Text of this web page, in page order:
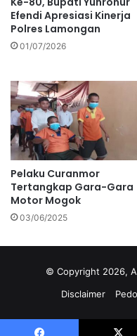
Efendi Apresiasi Kinerja
Polres Lamongan
01/07/2026
Pelaku Curanmor
Tertangkap Gara-Gara
Motor Mogok
03/06/2025
© Copyright 2026,
Disclaimer